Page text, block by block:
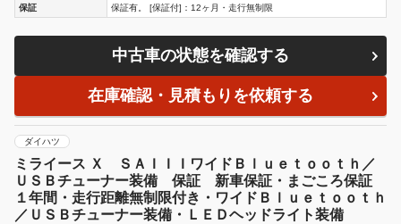
保証 保証有。 [保証付]：12ヶ月・走行無制限
中古車の状態を確認する
在庫確認・見積もりを依頼する
ダイハツ
ミライース Ｘ ＳＡＩＩＩワイドＢｌｕｅｔｏｏｔｈ／
ＵＳＢチューナー装備 保証 新車保証・まごころ保証
１年間・走行距離無制限付き・ワイドＢｌｕｅｔｏｏｔｈ
／ＵＳＢチューナー装備・ＬＥＤヘッドライト装備